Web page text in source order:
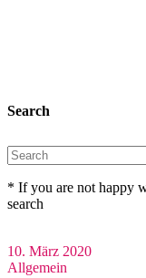
Search
Search
for:
* If you are not happy
search
10. März 2020
Allgemein